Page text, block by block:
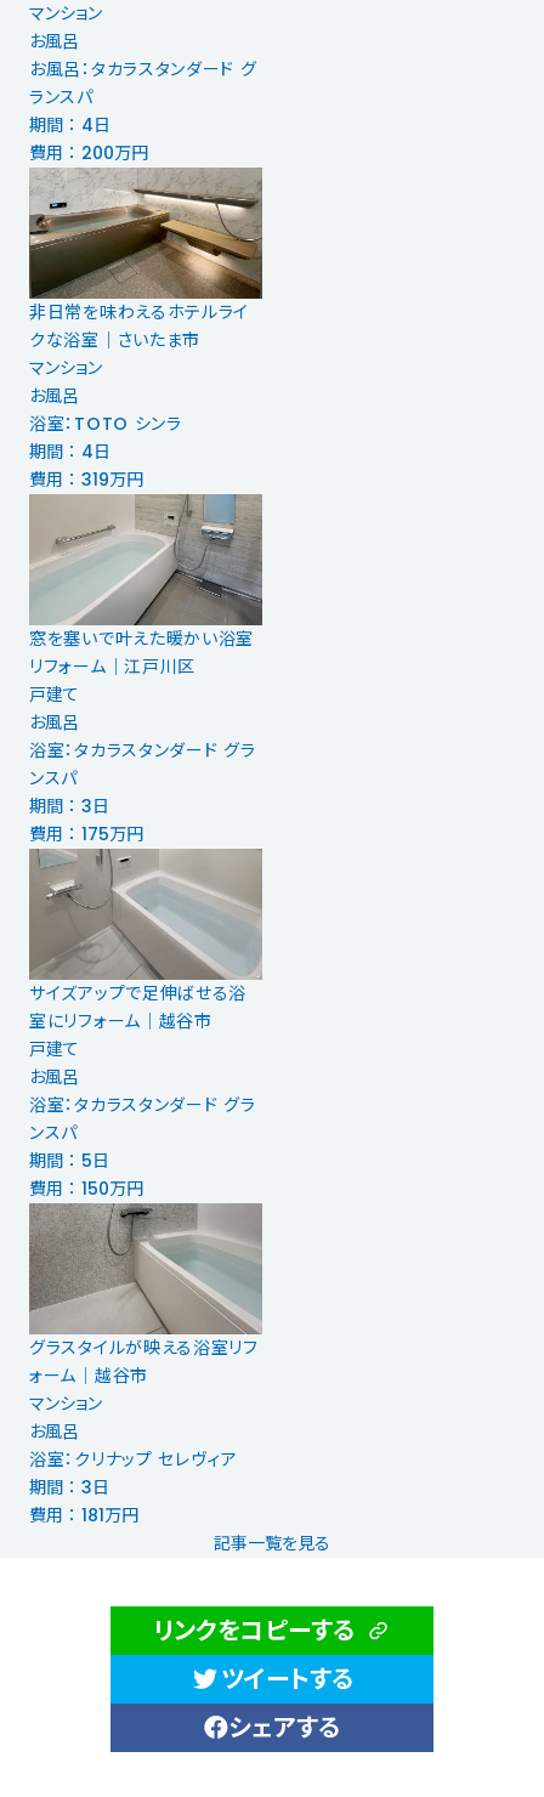
マンション
お風呂
お風呂：タカラスタンダード グ
ランスパ
期間 ： 4日
費用 ： 200万円
非日常を味わえるホテルライ
クな浴室｜さいたま市
マンション
お風呂
浴室：TOTO シンラ
期間 ： 4日
費用 ： 319万円
窓を塞いで叶えた暖かい浴室
リフォーム｜江戸川区
戸建て
お風呂
浴室：タカラスタンダード グラ
ンスパ
期間 ： 3日
費用 ： 175万円
サイズアップで足伸ばせる浴
室にリフォーム｜越谷市
戸建て
お風呂
浴室：タカラスタンダード グラ
ンスパ
期間 ： 5日
費用 ： 150万円
グラスタイルが映える浴室リフ
ォーム│越谷市
マンション
お風呂
浴室：クリナップ セレヴィア
期間 ： 3日
費用 ： 181万円
記事一覧を見る
リンクをコピーする
ツイートする
シェアする